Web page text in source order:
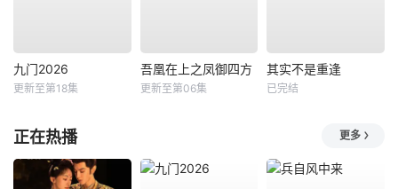
九门2026
更新至第18集
吾凰在上之凤御四方
更新至第06集
其实不是重逢
已完结
正在热播 更多